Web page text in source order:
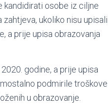
kandidirati osobe iz ciljne
ukoliko nisu upisali
a prije upisa obrazovanja
godine, a prije upisa
podmirile troškove
u obrazovanje.